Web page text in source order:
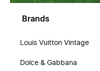
Brands
Louis Vuitton Vintage
Dolce & Gabbana